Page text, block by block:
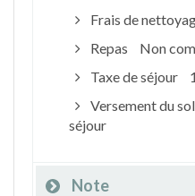
Frais de
Repas
Non
Taxe de séjour
Versement du
séjour
Note